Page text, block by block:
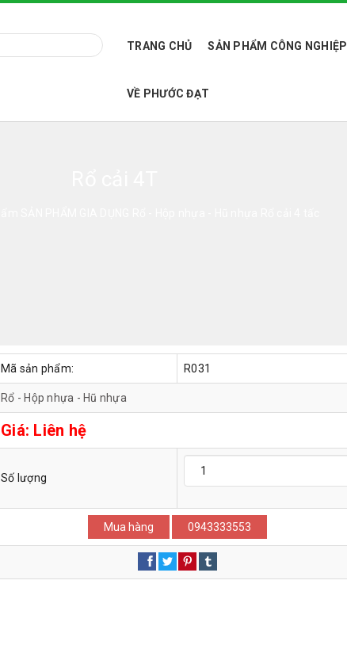
TRANG CHỦ SẢN PHẨM CÔNG NGHIỆP
VỀ PHƯỚC ĐẠT
Mã sản phẩm: R031
Rổ - Hộp nhựa - Hũ nhựa
Giá: Liên hệ
Số lượng
Mua hàng 0943333553